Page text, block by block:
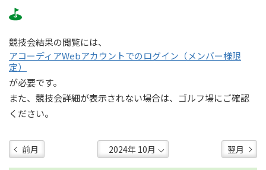
競技会結果の閲覧には、
アコーディアWebアカウントでのログイン（メンバー様限
定）
が必要です。
また、競技会詳細が表示されない場合は、ゴルフ場にご確認
ください。
前月 翌月